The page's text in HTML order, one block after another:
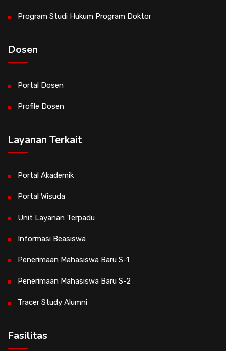
Program Studi Hukum Program Doktor
Dosen
Portal Dosen
Profile Dosen
Layanan Terkait
Portal Akademik
Portal Wisuda
Unit Layanan Terpadu
Informasi Beasiswa
Penerimaan Mahasiswa Baru S-1
Penerimaan Mahasiswa Baru S-2
Tracer Study Alumni
Fasilitas